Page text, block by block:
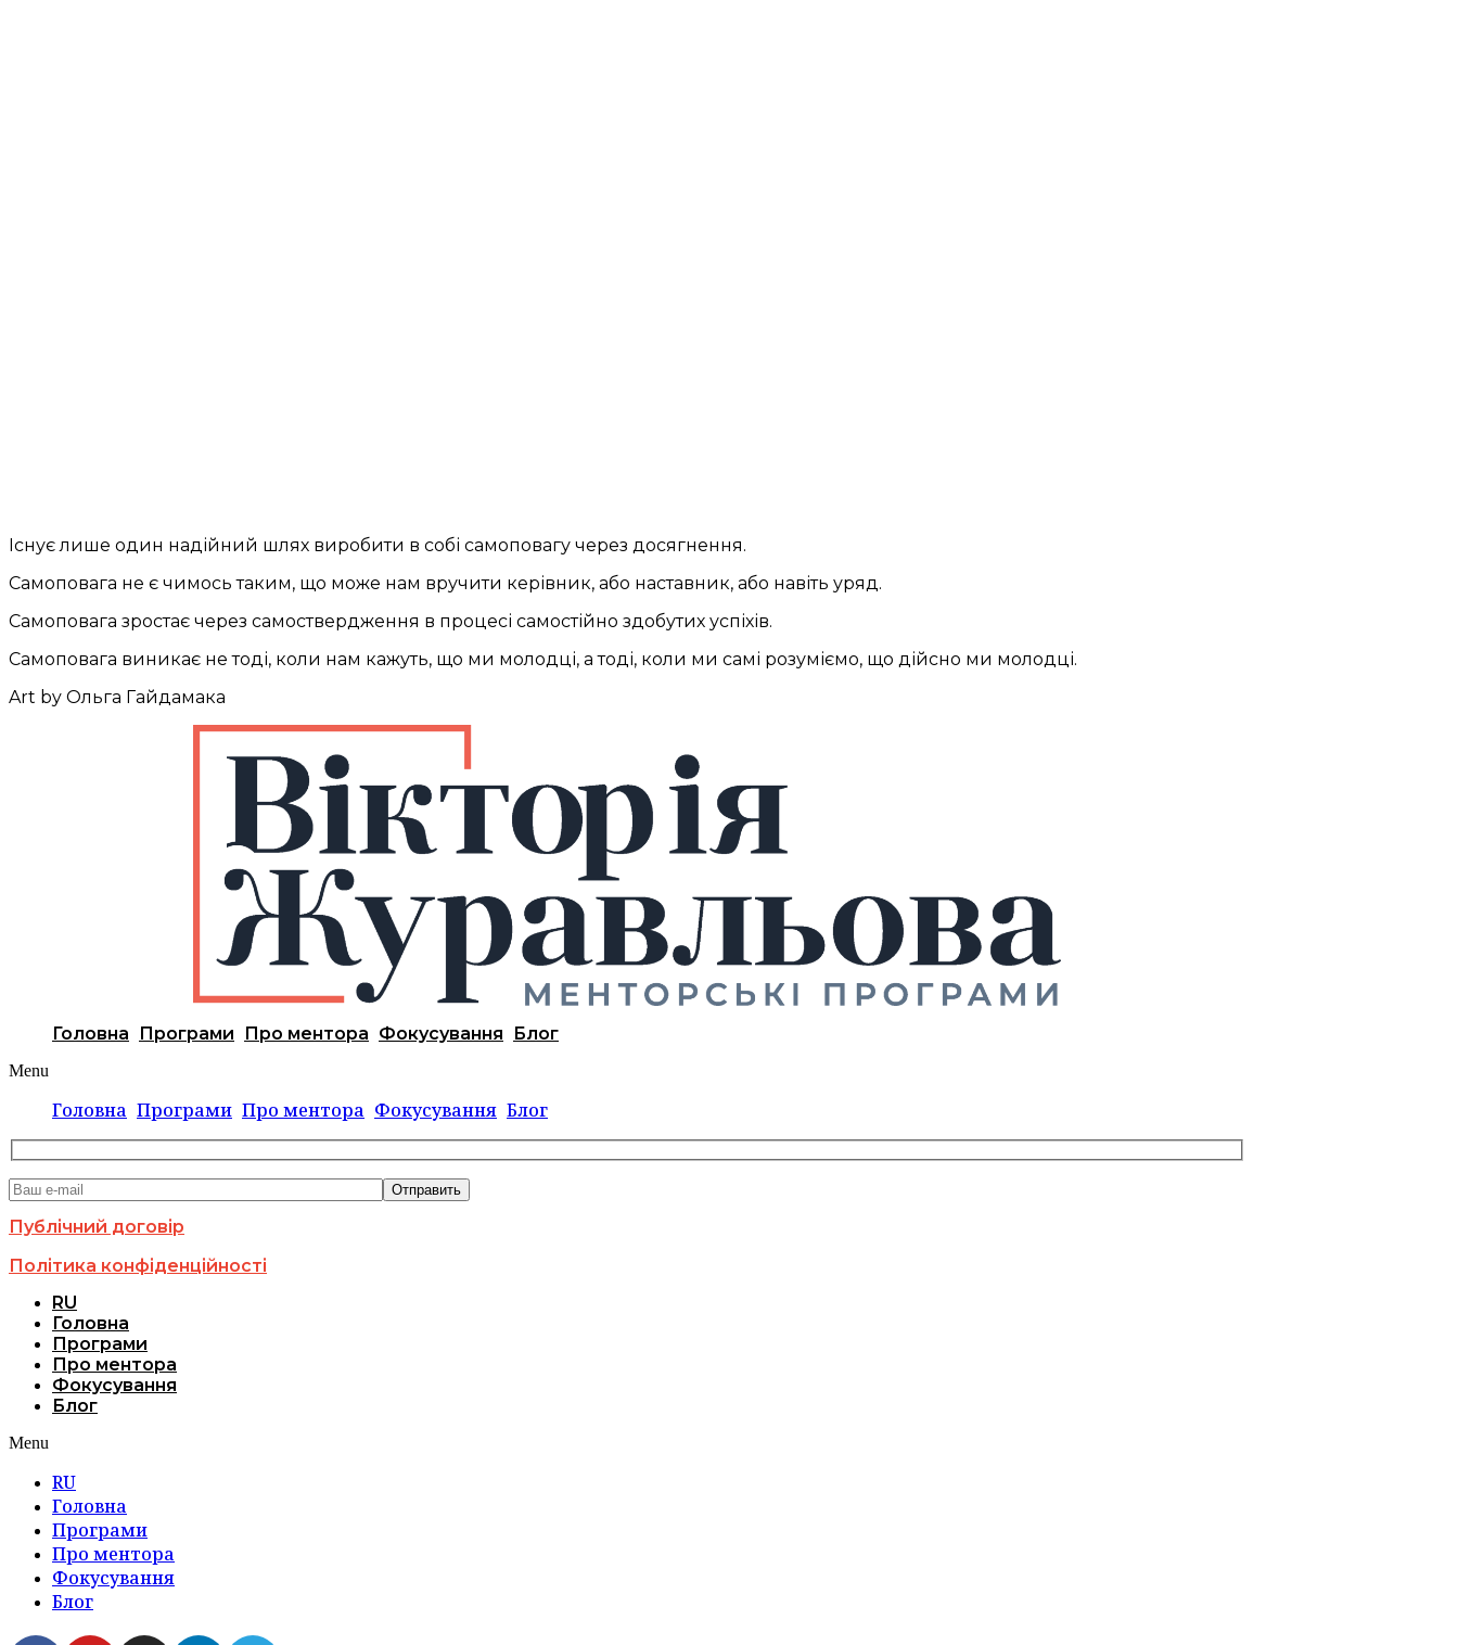
Існує лише один надійний шлях виробити в собі самоповагу через досягнення.
Самоповага не є чимось таким, що може нам вручити керівник, або наставник, або навіть уряд.
Самоповага зростає через самоствердження в процесі самостійно здобутих успіхів.
Самоповага виникає не тоді, коли нам кажуть, що ми молодці, а тоді, коли ми самі розуміємо, що дійсно ми молодці.
Art by Ольга Гайдамака
Головна Програми Про ментора Фокусування Блог
Menu
Головна Програми Про ментора Фокусування Блог
Публічний договір
Політика конфіденційності
RU
Головна
Програми
Про ментора
Фокусування
Блог
Menu
RU
Головна
Програми
Про ментора
Фокусування
Блог